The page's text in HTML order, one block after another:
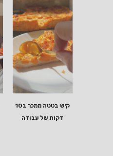
קיש בטטה ממכר ב10
דקות של עבודה